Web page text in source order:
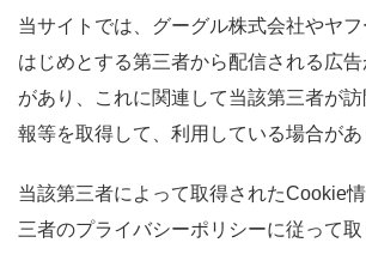
当サイトでは、グーグル株式会社やヤ
はじめとする第三者から配信される広
があり、これに関連して当該第三者が
報等を取得して、利用している場合があ
当該第三者によって取得されたCookie
三者のプライバシーポリシーに従って取